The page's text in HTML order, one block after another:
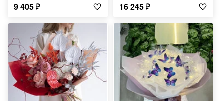
9 405₽ 16 245₽